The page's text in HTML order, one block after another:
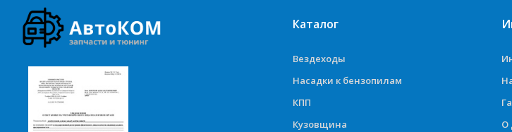
Каталог
Вездеходы
Насадки к бензопилам
КПП
Кузовщина
О